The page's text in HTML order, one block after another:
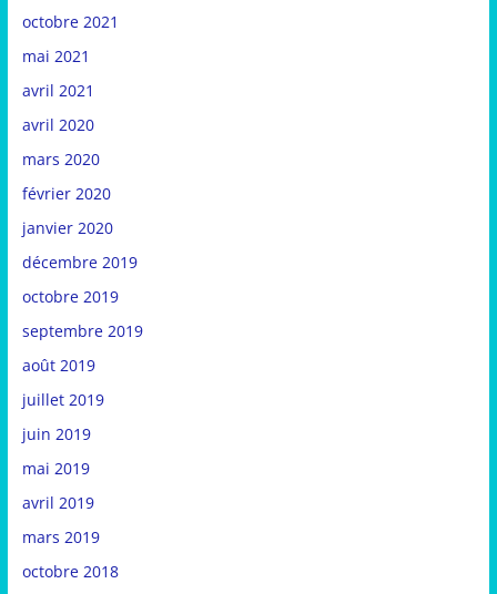
octobre 2021
mai 2021
avril 2021
avril 2020
mars 2020
février 2020
janvier 2020
décembre 2019
octobre 2019
septembre 2019
août 2019
juillet 2019
juin 2019
mai 2019
avril 2019
mars 2019
octobre 2018